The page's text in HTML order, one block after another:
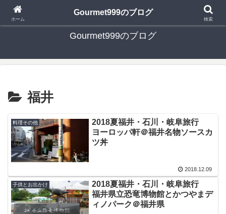
日々の食べ歩き・たまに行く旅行・子供とのお出かけを書いたブログです
Gourmet999のブログ
福井
料理その他
2018夏福井・石川・岐阜旅行
ヨーロッパ軒＠福井名物ソースカ
ツ丼
2018.12.09
子供とお出かけ
2018夏福井・石川・岐阜旅行
福井県立恐竜博物館とかつやまデ
ィノパーク＠福井県
ホーム
Gourmet999のブログ
検索